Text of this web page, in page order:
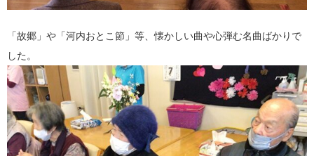
「故郷」や「河内おとこ節」等、懐かしい曲や心弾む名曲ばかりで
した。